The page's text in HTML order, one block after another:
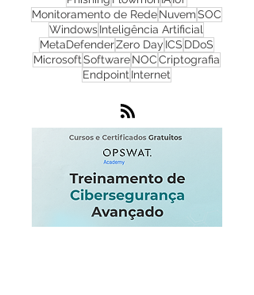
CibersegurançaCloudZero Trust
NGFWInfraestruturaDadosLGPDOT
PhishingFlowmonIAIoT
Monitoramento de RedeNuvemSOC
WindowsInteligência Artificial
MetaDefenderZero DayICS
EndpointInternet